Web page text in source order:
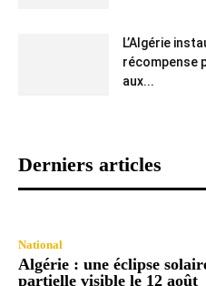
L’Algérie
récompense
aux...
Derniers articles
National
Algérie : une éclipse
partielle visible le 12 août